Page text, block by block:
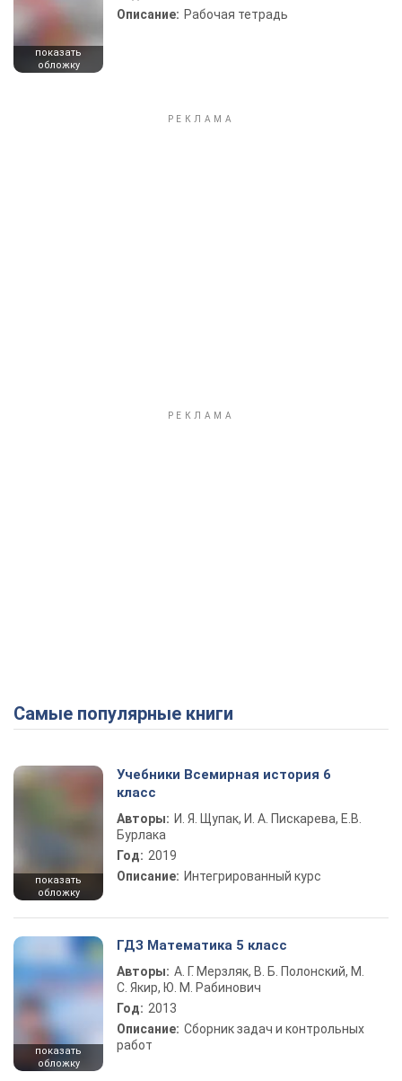
показать
обложку
Описание: Рабочая тетрадь
Самые популярные книги
показать
обложку
Учебники Всемирная история 6
класс
Авторы: И. Я. Щупак, И. А. Пискарева, Е.В.
Бурлака
Год: 2019
Описание: Интегрированный курс
показать
обложку
ГДЗ Математика 5 класс
Авторы: А. Г. Мерзляк, В. Б. Полонский, М.
С. Якир, Ю. М. Рабинович
Год: 2013
Описание: Сборник задач и контрольных
работ